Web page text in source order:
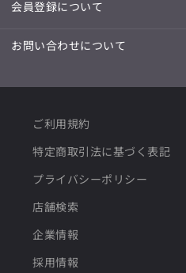
会員登録について
お問い合わせについて
ご利用規約
特定商取引法に基づく表記
プライバシーポリシー
店舗検索
企業情報
採用情報